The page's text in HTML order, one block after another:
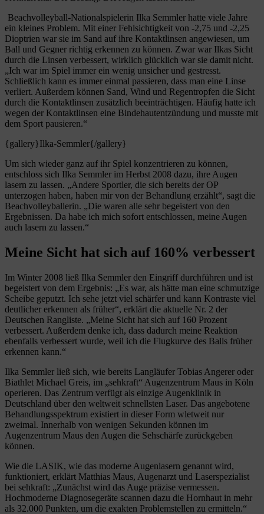
Beachvolleyball-Nationalspielerin Ilka Semmler hatte viele Jahre
ein kleines Problem. Mit einer Fehlsichtigkeit von -2,75 und -2,25
Dioptrien war sie im Sand auf ihre Kontaktlinsen angewiesen, um
Ball und Gegner richtig erkennen zu können. Zwar war Ilkas Sicht
durch die Linsen verbessert, wirklich glücklich war sie damit nicht.
„Ich war im Spiel immer ein wenig unsicher und gestresst.
Schließlich kann es immer einmal passieren, dass man eine Linse
verliert. Außerdem können Sand, Wind und Regentropfen die Sicht
durch die Kontaktlinsen zusätzlich beeinträchtigen. Häufig hatte ich
wegen der Kontaktlinsen eine Bindehautentzündung und musste mit
dem Sport pausieren.“
{gallery}Ilka-Semmler{/gallery}
Um sich wieder ganz auf ihr Spiel konzentrieren zu können,
entschloss sich Ilka Semmler im Herbst 2008 dazu, ihre Augen
lasern zu lassen. „Andere Sportler, die sich bereits der OP
unterzogen haben, haben mir von der Behandlung erzählt“, sagt die
Beachvolleyballerin. „Die waren alle sehr begeistert von den
Ergebnissen. Da habe ich mich sofort entschlossen, meine Augen
auch lasern zu lassen.“
Meine Sicht hat sich auf 160% verbessert
Im Winter 2008 ließ Ilka Semmler den Eingriff durchführen und ist
begeistert von dem Ergebnis: „Es war, als hätte man eine schmutzige
Scheibe geputzt. Ich sehe jetzt viel schärfer und kann Kontraste viel
deutlicher erkennen als früher“, erklärt die aktuelle Nr. 2 der
Deutschen Rangliste. „Meine Sicht hat sich auf 160 Prozent
verbessert. Außerdem denke ich, dass dadurch meine Reaktion
ebenfalls verbessert wurde, weil ich die Flugkurve des Balls früher
erkennen kann.“
Ilka Semmler ließ sich, wie bereits Langläufer Tobias Angerer oder
Biathlet Michael Greis, im „sehkraft“ Augenzentrum Maus in Köln
operieren. Das Zentrum verfügt als einzige Augenklinik in
Deutschland über den weltweit schnellsten Laser. Das angebotene
Behandlungsspektrum existiert in dieser Form wletweit nur
zweimal. Innerhalb von wenigen Sekunden können im
Augenzentrum Maus den Augen die Sehschärfe zurückgeben
können.
Wie die LASIK, wie das moderne Augenlasern genannt wird,
funktioniert, erklärt Matthias Maus, Augenarzt und Laserspezialist
bei sehkraft: „Zunächst wird das Auge präzise vermessen.
Hochmoderne Diagnosegeräte scannen dazu die Hornhaut in mehr
als 32.000 Punkten, um die exakten Problemstellen zu ermitteln.“